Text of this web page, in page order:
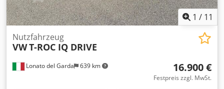
1 / 11
Lonato del Garda 639 km
Nutzfahrzeug
VWT-ROC IQ DRIVE
16.900 €
Festpreis zzgl. MwSt.